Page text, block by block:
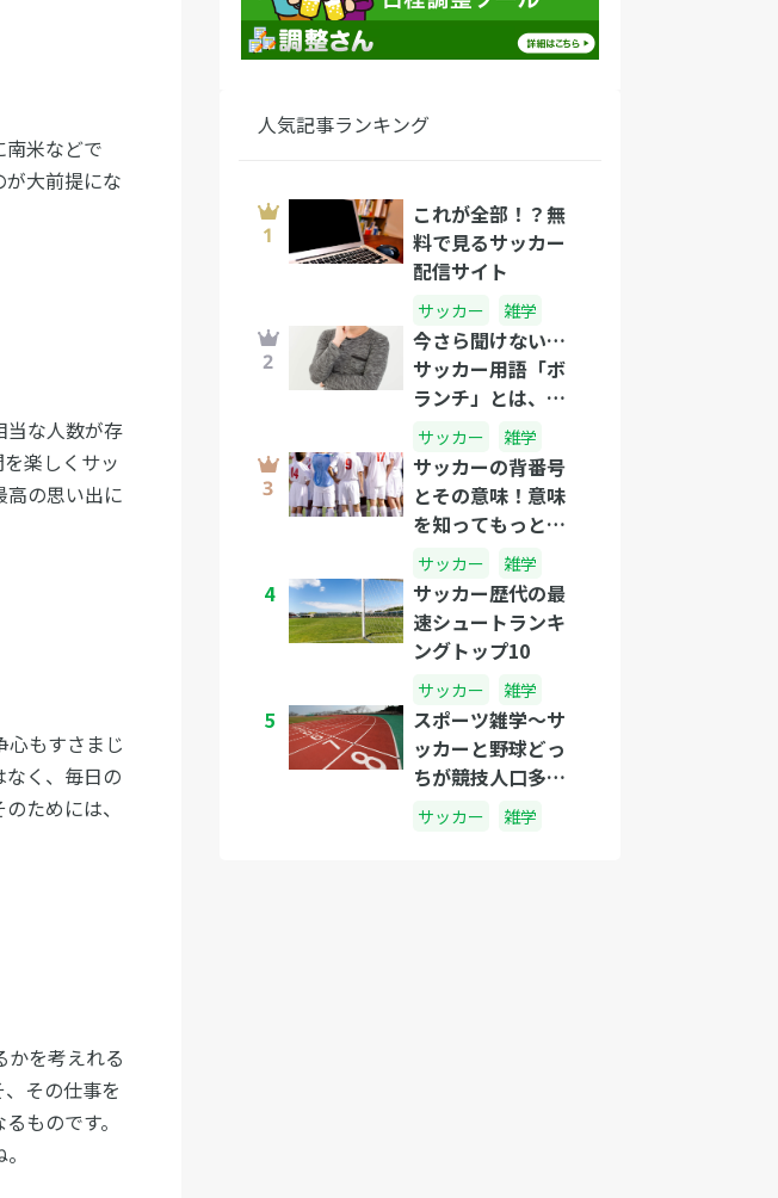
米などで
大前提にな
当な人数が存
楽しくサッ
高の思い出に
心もすさまじ
く、毎日の
ためには、
かを考えれる
その仕事を
ものです。
人気記事ランキング
これが全部！？無
料で見るサッカー
配信サイト
サッカー 雑学
今さら聞けない…
サッカー用語「ボ
ランチ」とは、一
体なんだ！？
サッカー 雑学
サッカーの背番号
とその意味！意味
を知ってもっとサ
ッカーを楽しも
う！
サッカー 雑学
4
サッカー歴代の最
速シュートランキ
ングトップ10
サッカー 雑学
5
スポーツ雑学～サ
ッカーと野球どっ
ちが競技人口多い
の?～
サッカー 雑学